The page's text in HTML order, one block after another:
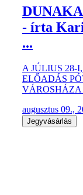
- írta
...
A JÚLIUS 28-
ELŐADÁS
VÁROSHÁZA
augusztus 09.,
Jegyvásárlás